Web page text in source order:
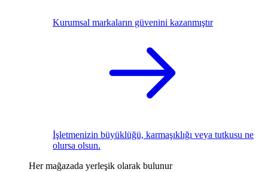
Kurumsal markaların güvenini kazanmıştır
İşletmenizin büyüklüğü, karmaşıklığı veya tutkusu ne
olursa olsun.
Her mağazada yerleşik olarak bulunur